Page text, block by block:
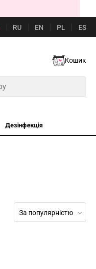
RU EN PL ES
Кошик
Дезінфекція
За популярністю